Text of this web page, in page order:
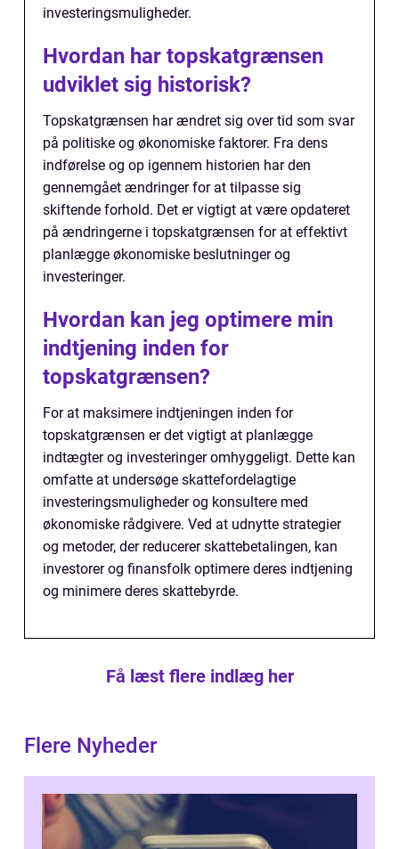
investeringsmuligheder.
Hvordan har topskatgrænsen
udviklet sig historisk?
Topskatgrænsen har ændret sig over tid som svar
på politiske og økonomiske faktorer. Fra dens
indførelse og op igennem historien har den
gennemgået ændringer for at tilpasse sig
skiftende forhold. Det er vigtigt at være opdateret
på ændringerne i topskatgrænsen for at effektivt
planlægge økonomiske beslutninger og
investeringer.
Hvordan kan jeg optimere min
indtjening inden for
topskatgrænsen?
For at maksimere indtjeningen inden for
topskatgrænsen er det vigtigt at planlægge
indtægter og investeringer omhyggeligt. Dette kan
omfatte at undersøge skattefordelagtige
investeringsmuligheder og konsultere med
økonomiske rådgivere. Ved at udnytte strategier
og metoder, der reducerer skattebetalingen, kan
investorer og finansfolk optimere deres indtjening
og minimere deres skattebyrde.
Få læst flere indlæg her
Flere Nyheder